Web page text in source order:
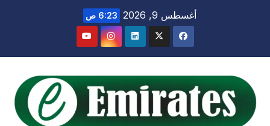
أغسطس 9, 2026 6:23 ص